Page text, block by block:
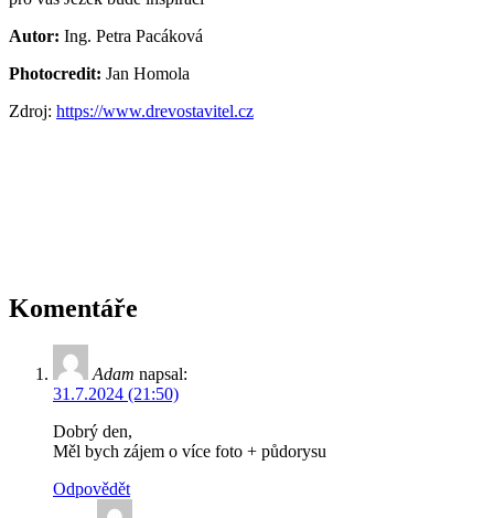
Autor: Ing. Petra Pacáková
Photocredit: Jan Homola
Zdroj: https://www.drevostavitel.cz
Komentáře
Adam napsal:
31.7.2024 (21:50)
Dobrý den,
Měl bych zájem o více foto + půdorysu
Odpovědět